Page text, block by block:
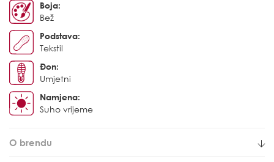
Boja:
Bež
Podstava:
Tekstil
Đon:
Umjetni
Namjena:
Suho vrijeme
O brendu